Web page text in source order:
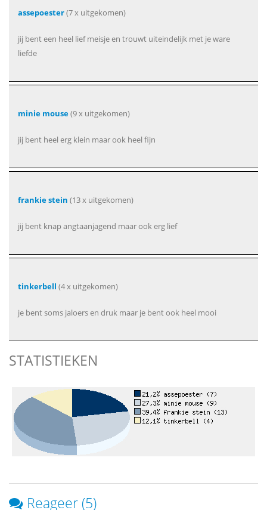
assepoester(7 x uitgekomen)
jij bent een heel lief meisje en trouwt uiteindelijk met je ware
liefde
minie mouse(9 x uitgekomen)
jij bent heel erg klein maar ook heel fijn
frankie stein (13 x uitgekomen)
jij bent knap angtaanjagend maar ook erg lief
tinkerbell (4 x uitgekomen)
je bent soms jaloers en druk maar je bent ook heel mooi
STATISTIEKEN
Reageer (5)